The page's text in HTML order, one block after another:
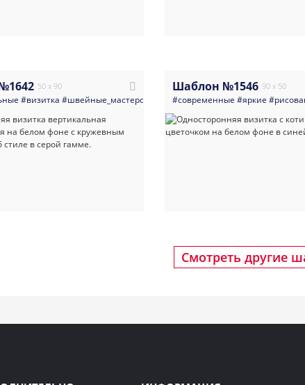
50 x 90
#визитка #швейные_мастерские_и_ателье #все_для_свадьбы
Шаблон №1546 90 x 50
#современные #яркие
Смотреть другие